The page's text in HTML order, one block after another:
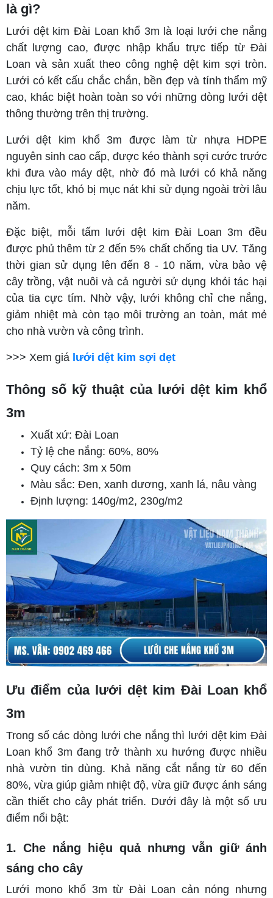
là gì?
Lưới dệt kim Đài Loan khổ 3m là loại lưới che nắng
chất lượng cao, được nhập khẩu trực tiếp từ Đài
Loan và sản xuất theo công nghệ dệt kim sợi tròn.
Lưới có kết cấu chắc chắn, bền đẹp và tính thẩm mỹ
cao, khác biệt hoàn toàn so với những dòng lưới dệt
thông thường trên thị trường.
Lưới dệt kim khổ 3m được làm từ nhựa HDPE
nguyên sinh cao cấp, được kéo thành sợi cước trước
khi đưa vào máy dệt, nhờ đó mà lưới có khả năng
chịu lực tốt, khó bị mục nát khi sử dụng ngoài trời lâu
năm.
Đặc biệt, mỗi tấm lưới dệt kim Đài Loan 3m đều
được phủ thêm từ 2 đến 5% chất chống tia UV. Tăng
thời gian sử dụng lên đến 8 - 10 năm, vừa bảo vệ
cây trồng, vật nuôi và cả người sử dụng khỏi tác hại
của tia cực tím. Nhờ vậy, lưới không chỉ che nắng,
giảm nhiệt mà còn tạo môi trường an toàn, mát mẻ
cho nhà vườn và công trình.
>>> Xem giá lưới dệt kim sợi dẹt
Thông số kỹ thuật của lưới dệt kim khổ
3m
Xuất xứ: Đài Loan
Tỷ lệ che nắng: 60%, 80%
Quy cách: 3m x 50m
Màu sắc: Đen, xanh dương, xanh lá, nâu vàng
Định lượng: 140g/m2, 230g/m2
Ưu điểm của lưới dệt kim Đài Loan khổ
3m
Trong số các dòng lưới che nắng thì lưới dệt kim Đài
Loan khổ 3m đang trở thành xu hướng được nhiều
nhà vườn tin dùng. Khả năng cắt nắng từ 60 đến
80%, vừa giúp giảm nhiệt độ, vừa giữ được ánh sáng
cần thiết cho cây phát triển. Dưới đây là một số ưu
điểm nổi bật:
1. Che nắng hiệu quả nhưng vẫn giữ ánh
sáng cho cây
Lưới mono khổ 3m từ Đài Loan cản nóng nhưng